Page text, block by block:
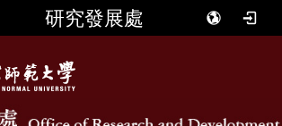
研究發展處